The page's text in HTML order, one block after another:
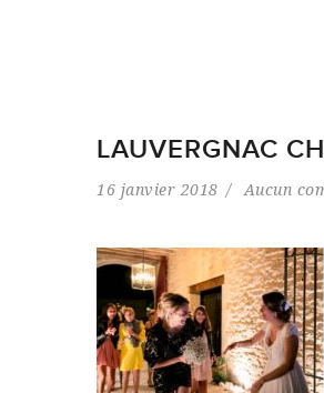
LAUVERGNAC
16 janvier 2018 Aucun